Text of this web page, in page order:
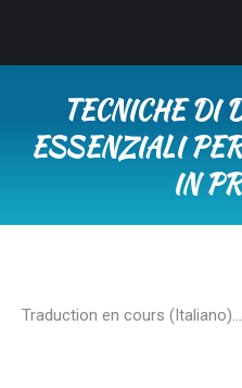
TECNICHE DI
ESSENZIALI
IN
Traduction en cours (Italiano)…